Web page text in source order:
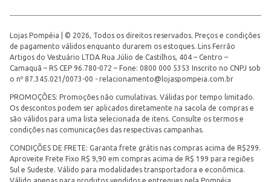
Lojas Pompéia | © 2026, Todos os direitos reservados. Preços e condições
de pagamento válidos enquanto durarem os estoques. Lins Ferrão
Artigos do Vestuário LTDA Rua Júlio de Castilhos, 404 – Centro –
Camaquã – RS CEP 96.780-072 – Fone: 0800 000 5353 Inscrito no CNPJ sob
o nº 87.345.021/0073-00 - relacionamento@lojaspompeia.com.br
PROMOÇÕES: Promoções não cumulativas. Válidas por tempo limitado.
Os descontos podem ser aplicados diretamente na sacola de compras e
são válidos para uma lista selecionada de itens. Consulte os termos e
condições nas comunicações das respectivas campanhas.
CONDIÇÕES DE FRETE: Garanta frete grátis nas compras acima de R$299.
Aproveite Frete Fixo R$ 9,90 em compras acima de R$ 199 para regiões
Sul e Sudeste. Válido para modalidades transportadora e econômica.